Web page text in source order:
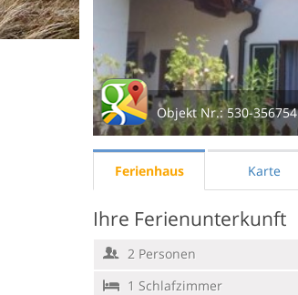
Objekt Nr.:530-356754
Ferienhaus Karte
Ihre Ferienunterkunft
2 Personen
1 Schlafzimmer